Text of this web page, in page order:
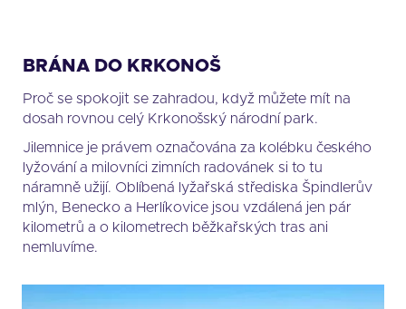
BRÁNA DO KRKONOŠ
Proč se spokojit se zahradou, když můžete mít na
dosah rovnou celý Krkonošský národní park.
Jilemnice je právem označována za kolébku českého
lyžování a milovníci zimních radovánek si to tu
náramně užijí. Oblíbená lyžařská střediska Špindlerův
mlýn, Benecko a Herlíkovice jsou vzdálená jen pár
kilometrů a o kilometrech běžkařských tras ani
nemluvíme.